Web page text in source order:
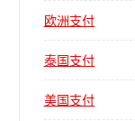
欧洲支付
泰国支付
美国支付